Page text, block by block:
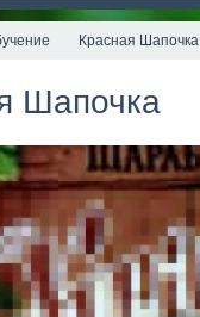
Красная Шапочка
Шапочка